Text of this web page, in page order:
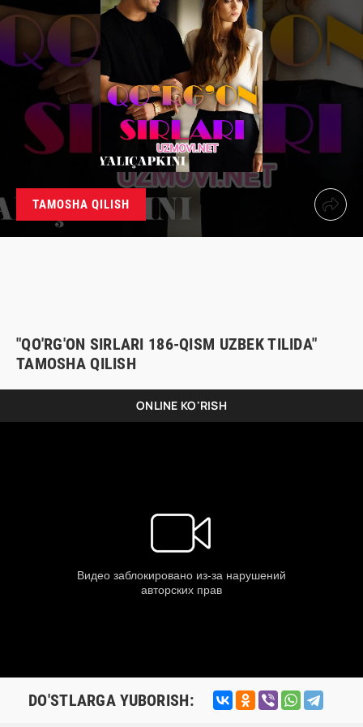
TAMOSHA QILISH
"QO'RG'ON SIRLARI 186-QISM UZBEK TILIDA"
TAMOSHA QILISH
ONLINE KO'RISH
DO'STLARGA YUBORISH: